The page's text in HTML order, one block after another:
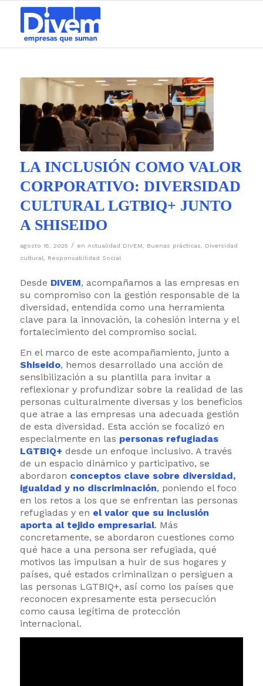
LA INCLUSIÓN COMO VALOR
CORPORATIVO: DIVERSIDAD
CULTURAL LGTBIQ+ JUNTO
A SHISEIDO
agosto 15, 2025 / en Actualidad DIVEM, Buenas prácticas, Diversidad
cultural, Responsabilidad Social
Desde DIVEM, acompañamos a las empresas en
su compromiso con la gestión responsable de la
diversidad, entendida como una herramienta
clave para la innovación, la cohesión interna y el
fortalecimiento del compromiso social.
En el marco de este acompañamiento, junto a
Shiseido, hemos desarrollado una acción de
sensibilización a su plantilla para invitar a
reflexionar y profundizar sobre la realidad de las
personas culturalmente diversas y los beneficios
que atrae a las empresas una adecuada gestión
de esta diversidad. Esta acción se focalizó en
especialmente en las personas refugiadas
LGTBIQ+ desde un enfoque inclusivo. A través
de un espacio dinámico y participativo, se
abordaron conceptos clave sobre diversidad,
igualdad y no discriminación, poniendo el foco
en los retos a los que se enfrentan las personas
refugiadas y en el valor que su inclusión
aporta al tejido empresarial. Más
concretamente, se abordaron cuestiones como
qué hace a una persona ser refugiada, qué
motivos las impulsan a huir de sus hogares y
países, qué estados criminalizan o persiguen a
las personas LGTBIQ+, así como los países que
reconocen expresamente esta persecución
como causa legítima de protección
internacional.